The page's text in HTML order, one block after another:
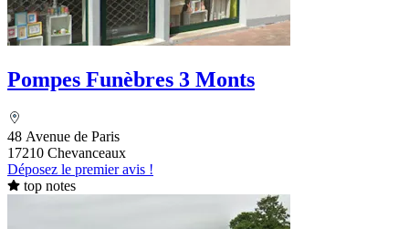
Pompes Funèbres 3 Monts
48 Avenue de Paris
17210 Chevanceaux
Déposez le premier avis !
top notes